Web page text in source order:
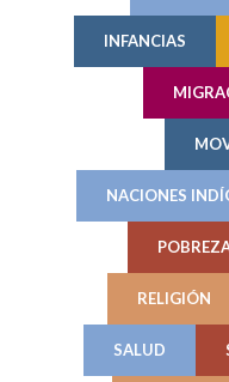
INFANCIAS
NACIONES
RELIGIÓN
SALUD